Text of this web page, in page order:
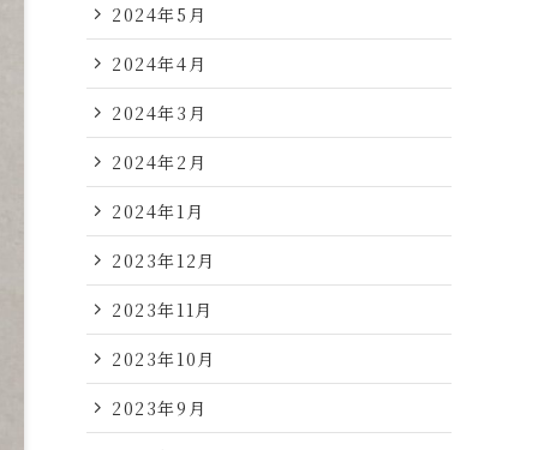
2024年5月
2024年4月
2024年3月
2024年2月
2024年1月
2023年12月
2023年11月
2023年10月
2023年9月